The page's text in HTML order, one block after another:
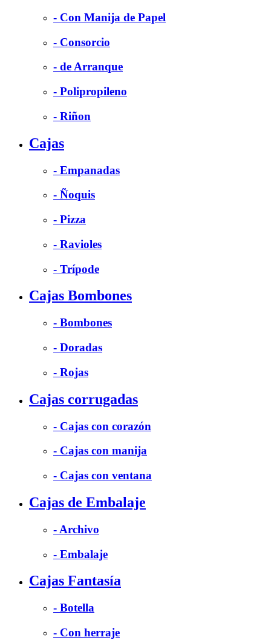
- Con Manija de Papel
- Consorcio
- de Arranque
- Polipropileno
- Riñon
Cajas
- Empanadas
- Ñoquis
- Pizza
- Ravioles
- Trípode
Cajas Bombones
- Bombones
- Doradas
- Rojas
Cajas corrugadas
- Cajas con corazón
- Cajas con manija
- Cajas con ventana
Cajas de Embalaje
- Archivo
- Embalaje
Cajas Fantasía
- Botella
- Con herraje